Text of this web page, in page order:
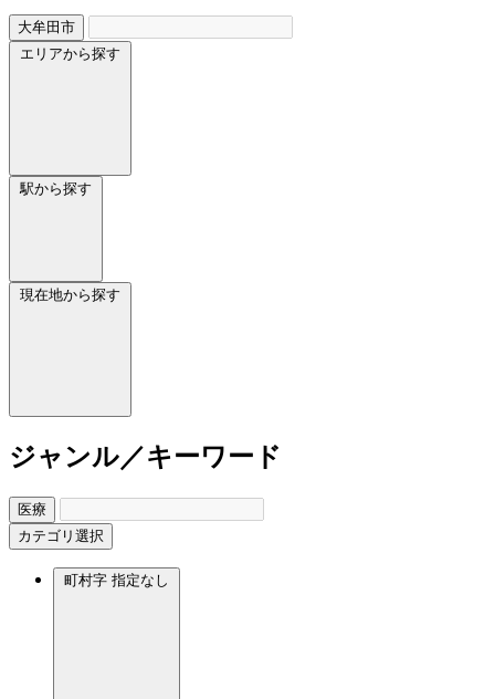
大牟田市
エリアから探す
駅から探す
現在地から探す
ジャンル／キーワード
医療
カテゴリ選択
町村字 指定なし